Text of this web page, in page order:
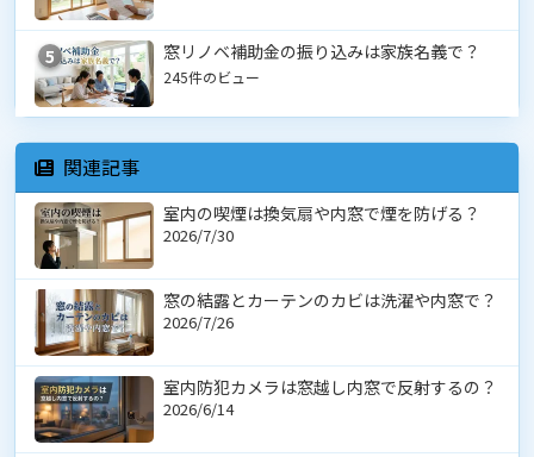
5 窓リノベ補助金の振り込みは家族名義で？
245件のビュー
関連記事
室内の喫煙は換気扇や内窓で煙を防げる？
2026/7/30
窓の結露とカーテンのカビは洗濯や内窓で？
2026/7/26
室内防犯カメラは窓越し内窓で反射するの？
2026/6/14